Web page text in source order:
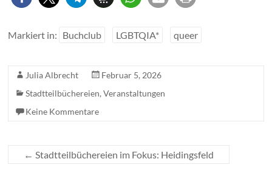
Markiert in: Buchclub LGBTQIA* queer
Julia Albrecht
Februar 5, 2026
Stadtteilbüchereien,Veranstaltungen
Keine Kommentare
← Stadtteilbüchereien im Fokus: Heidingsfeld